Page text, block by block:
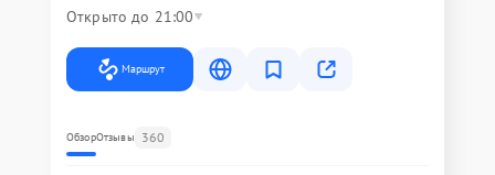
Открыто до 21:00
Маршрут
ОбзорОтзывы 360